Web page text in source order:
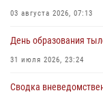
03 августа 2026, 07:13
День образования
31 июля 2026, 23:24
Сводка